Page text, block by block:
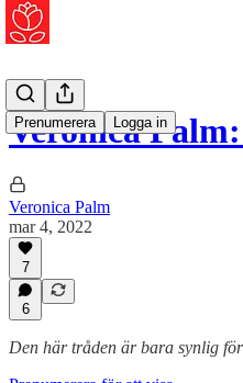
Prenumerera Logga in
Veronica
Veronica Palm
mar 4, 2022
7
6
Den här tråden är bara synlig